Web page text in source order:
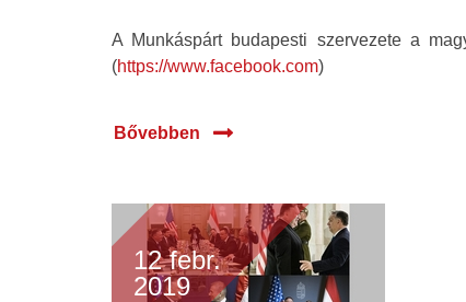
A Munkáspárt budapesti szervezete a
(https://www.facebook.com)
Bővebben
12 febr.
2019